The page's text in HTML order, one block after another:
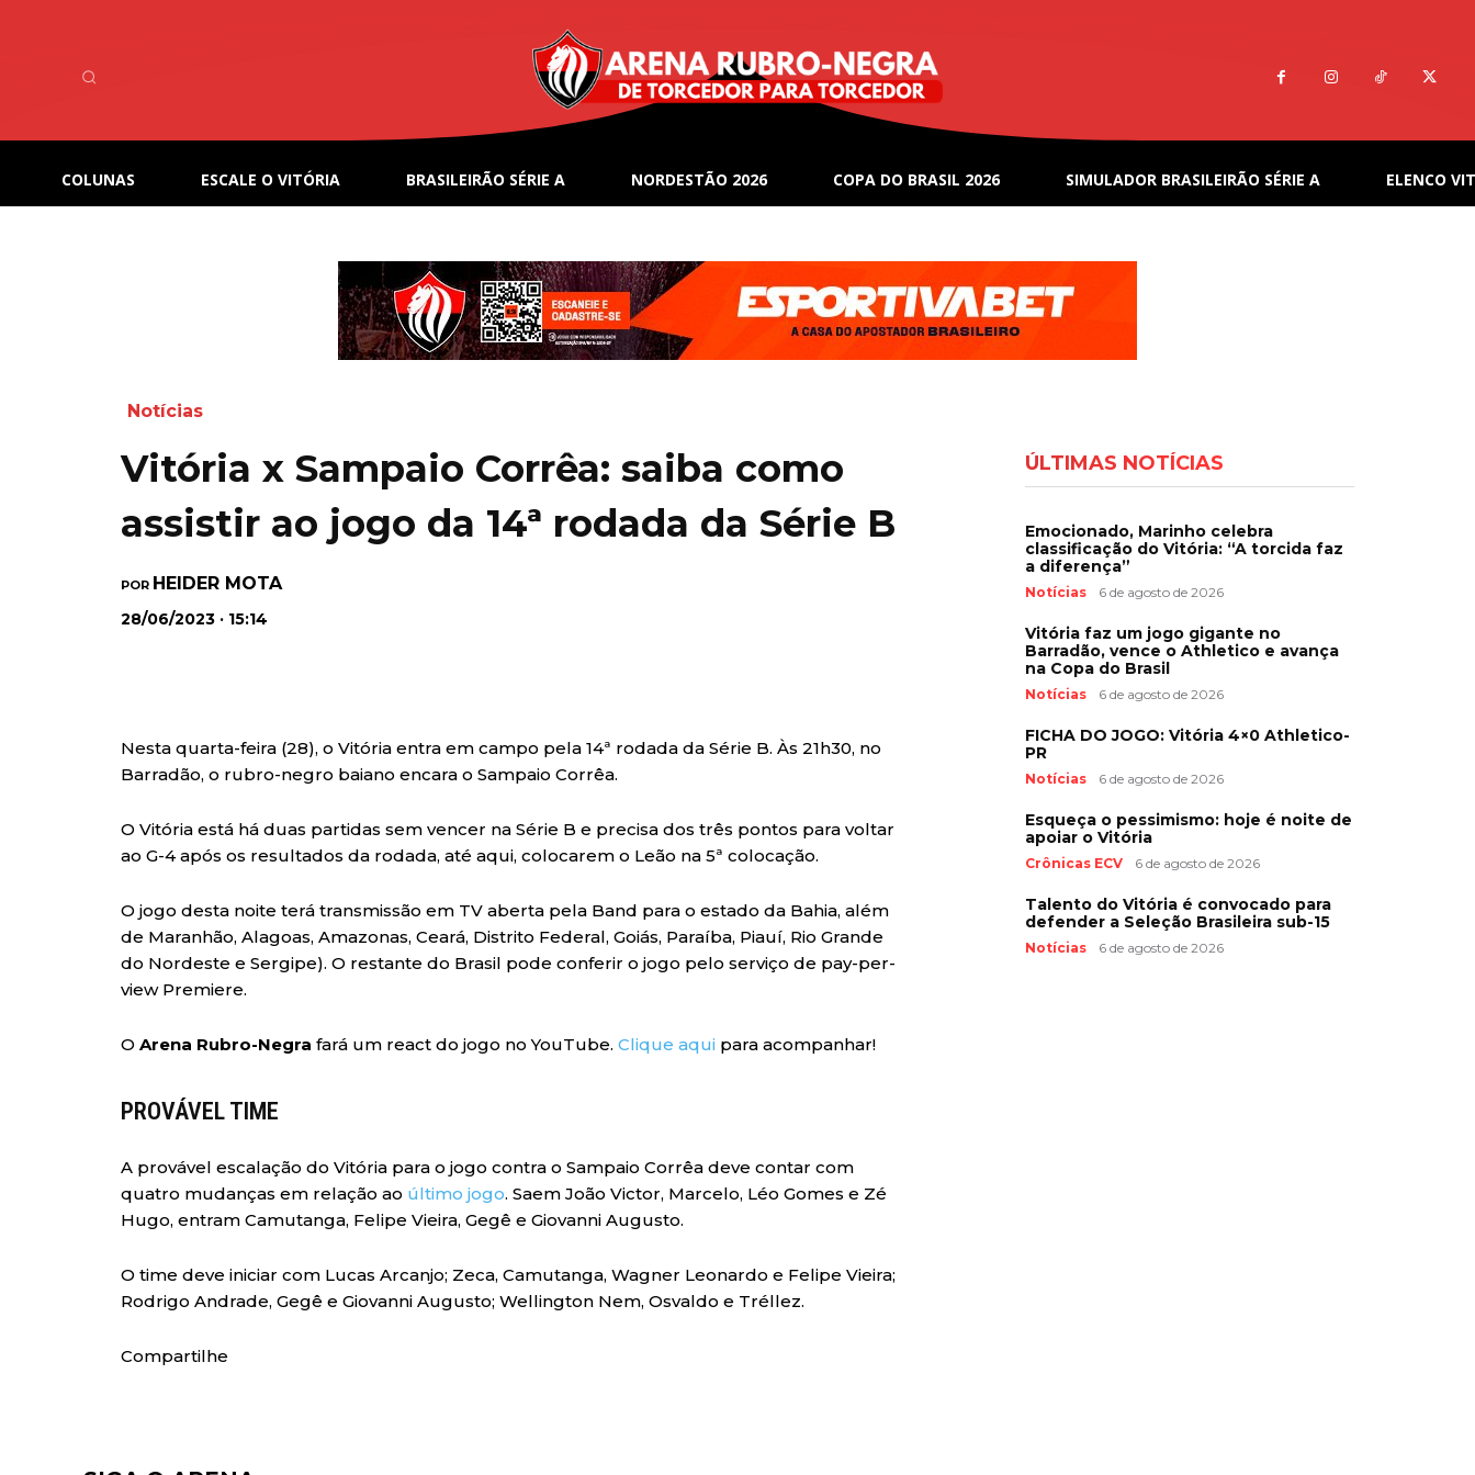
COLUNAS ESCALE O VITÓRIA BRASILEIRÃO SÉRIE A NORDESTÃO 2026 COPA DO BRASIL 2026 SIMULADOR BRASILEIRÃO SÉRIE A ELENCO
Notícias
Vitória x Sampaio Corrêa: saiba como
assistir ao jogo da 14ª rodada da Série B
POR HEIDER MOTA
28/06/2023 · 15:14
Nesta quarta-feira (28), o Vitória entra em campo pela 14ª rodada da Série B. Às 21h30, no
Barradão, o rubro-negro baiano encara o Sampaio Corrêa.
O Vitória está há duas partidas sem vencer na Série B e precisa dos três pontos para voltar
ao G-4 após os resultados da rodada, até aqui, colocarem o Leão na 5ª colocação.
O jogo desta noite terá transmissão em TV aberta pela Band para o estado da Bahia, além
de Maranhão, Alagoas, Amazonas, Ceará, Distrito Federal, Goiás, Paraíba, Piauí, Rio Grande
do Nordeste e Sergipe). O restante do Brasil pode conferir o jogo pelo serviço de pay-per-
view Premiere.
O Arena Rubro-Negra fará um react do jogo no YouTube. Clique aqui para acompanhar!
PROVÁVEL TIME
A provável escalação do Vitória para o jogo contra o Sampaio Corrêa deve contar com
quatro mudanças em relação ao último jogo. Saem João Victor, Marcelo, Léo Gomes e Zé
Hugo, entram Camutanga, Felipe Vieira, Gegê e Giovanni Augusto.
O time deve iniciar com Lucas Arcanjo; Zeca, Camutanga, Wagner Leonardo e Felipe Vieira;
Rodrigo Andrade, Gegê e Giovanni Augusto; Wellington Nem, Osvaldo e Tréllez.
Compartilhe
ÚLTIMAS NOTÍCIAS
Emocionado, Marinho celebra
classificação do Vitória: “A torcida faz
a diferença”
Notícias 6 de agosto de 2026
Vitória faz um jogo gigante no
Barradão, vence o Athletico e avança
na Copa do Brasil
Notícias 6 de agosto de 2026
FICHA DO JOGO: Vitória 4×0 Athletico-
PR
Notícias 6 de agosto de 2026
Esqueça o pessimismo: hoje é noite de
apoiar o Vitória
Crônicas ECV 6 de agosto de 2026
Talento do Vitória é convocado para
defender a Seleção Brasileira sub-15
Notícias 6 de agosto de 2026